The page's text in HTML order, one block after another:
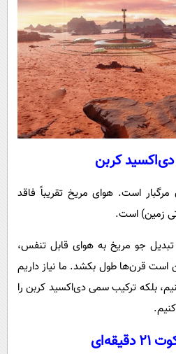
است. هوای مریخ تقریباً فاقد
زمین) است.
تبدیل جو مریخ به هوای قابل تنفس،
قرن‌ها طول بکشد. ما نیاز داریم
بلکه ترکیب سمی دی‌اکسید کربن را